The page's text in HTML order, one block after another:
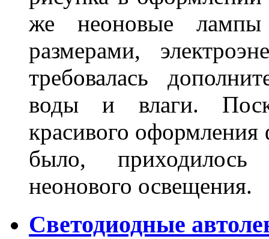
же неоновые лампы
размерами,
требовалась
воды и влаги.
красивого
было,
неонового
Светодиодные